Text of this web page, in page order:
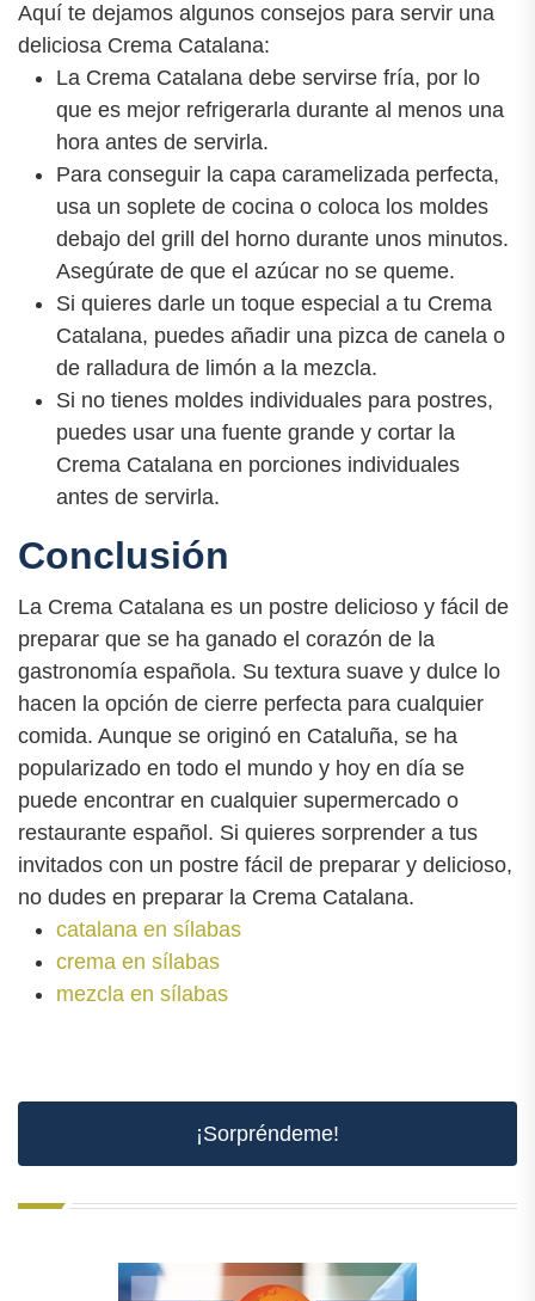
Aquí te dejamos algunos consejos para servir una
deliciosa Crema Catalana:
La Crema Catalana debe servirse fría, por lo
que es mejor refrigerarla durante al menos una
hora antes de servirla.
Para conseguir la capa caramelizada perfecta,
usa un soplete de cocina o coloca los moldes
debajo del grill del horno durante unos minutos.
Asegúrate de que el azúcar no se queme.
Si quieres darle un toque especial a tu Crema
Catalana, puedes añadir una pizca de canela o
de ralladura de limón a la mezcla.
Si no tienes moldes individuales para postres,
puedes usar una fuente grande y cortar la
Crema Catalana en porciones individuales
antes de servirla.
Conclusión
La Crema Catalana es un postre delicioso y fácil de
preparar que se ha ganado el corazón de la
gastronomía española. Su textura suave y dulce lo
hacen la opción de cierre perfecta para cualquier
comida. Aunque se originó en Cataluña, se ha
popularizado en todo el mundo y hoy en día se
puede encontrar en cualquier supermercado o
restaurante español. Si quieres sorprender a tus
invitados con un postre fácil de preparar y delicioso,
no dudes en preparar la Crema Catalana.
catalana en sílabas
crema en sílabas
mezcla en sílabas
¡Sorpréndeme!